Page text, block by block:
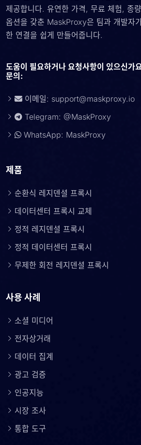
제공합니다. 유연한 가격, 무료 체험, 종
옵션을 갖춘 MaskProxy은 팀과 개발자
한 연결을 쉽게 만들어줍니다.
도움이 필요하거나 요청사항이 있으신가
문의:
이메일: support@maskproxy.io
Telegram: @MaskProxy
WhatsApp: MaskProxy
제품
순환식 레지덴셜 프록시
데이터센터 프록시 교체
정적 레지덴셜 프록시
정적 데이터센터 프록시
무제한 회전 레지덴셜 프록시
사용 사례
소셜 미디어
전자상거래
데이터 집계
광고 검증
인공지능
시장 조사
통합 도구